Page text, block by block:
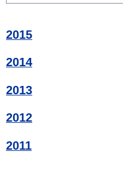
2015
2014
2013
2012
2011